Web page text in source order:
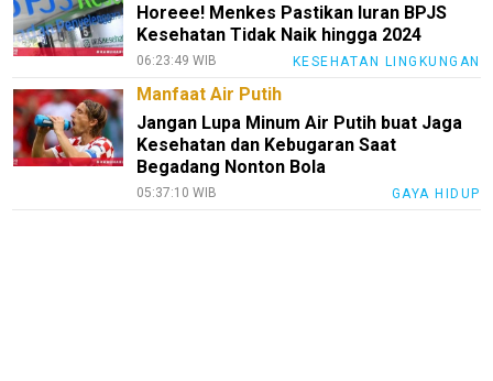
Horeee! Menkes Pastikan Iuran BPJS
Kesehatan Tidak Naik hingga 2024
06:23:49 WIB KESEHATAN LINGKUNGAN
Manfaat Air Putih
Jangan Lupa Minum Air Putih buat Jaga
Kesehatan dan Kebugaran Saat
Begadang Nonton Bola
05:37:10 WIB GAYA HIDUP